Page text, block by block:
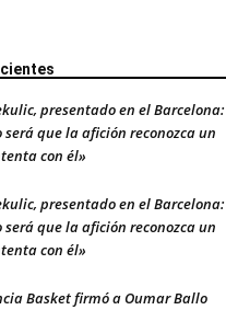
presentado en el Barcelona:
que la afición reconozca un
con él»
presentado en el Barcelona:
que la afición reconozca un
con él»
Basket firmó a Oumar Ballo